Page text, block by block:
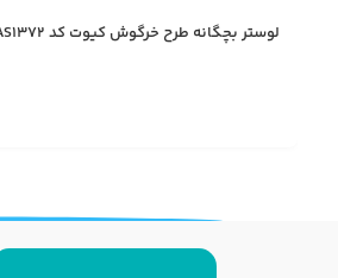
لوستر بچگانه طرح خرگوش کیوت کد AS1372